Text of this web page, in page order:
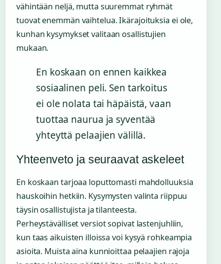
vähintään neljä, mutta suuremmat ryhmät
tuovat enemmän vaihtelua. Ikärajoituksia ei ole,
kunhan kysymykset valitaan osallistujien
mukaan.
En koskaan on ennen kaikkea
sosiaalinen peli. Sen tarkoitus
ei ole nolata tai häpäistä, vaan
tuottaa naurua ja syventää
yhteyttä pelaajien välillä.
Yhteenveto ja seuraavat askeleet
En koskaan tarjoaa loputtomasti mahdolluuksia
hauskoihin hetkiin. Kysymysten valinta riippuu
täysin osallistujista ja tilanteesta.
Perheystävälliset versiot sopivat lastenjuhliin,
kun taas aikuisten illoissa voi kysyä rohkeampia
asioita. Muista aina kunnioittaa pelaajien rajoja